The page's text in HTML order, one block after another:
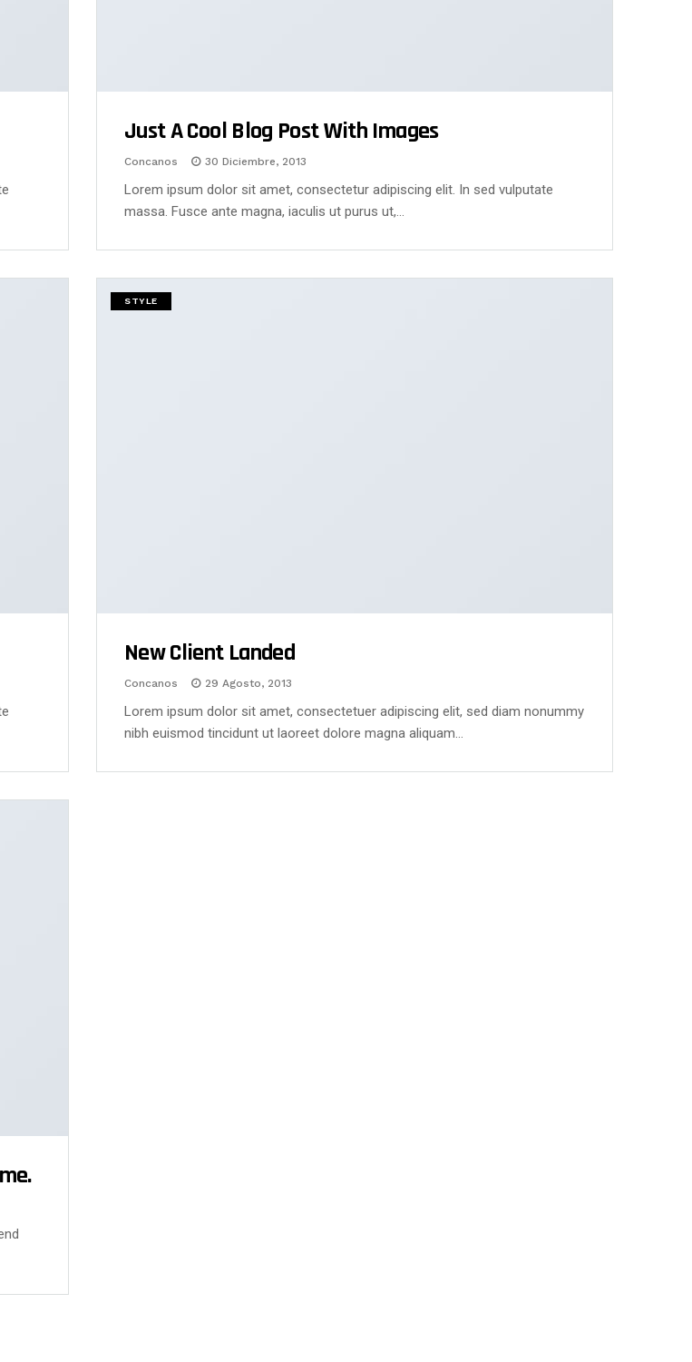
Just A Cool Blog Post With Images
Concanos 30 Diciembre, 2013
Lorem ipsum dolor sit amet, consectetur adipiscing elit. In sed vulputate
massa. Fusce ante magna, iaculis ut purus ut,…
STYLE
New Client Landed
Concanos 29 Agosto, 2013
Lorem ipsum dolor sit amet, consectetuer adipiscing elit, sed diam nonummy
nibh euismod tincidunt ut laoreet dolore magna aliquam…